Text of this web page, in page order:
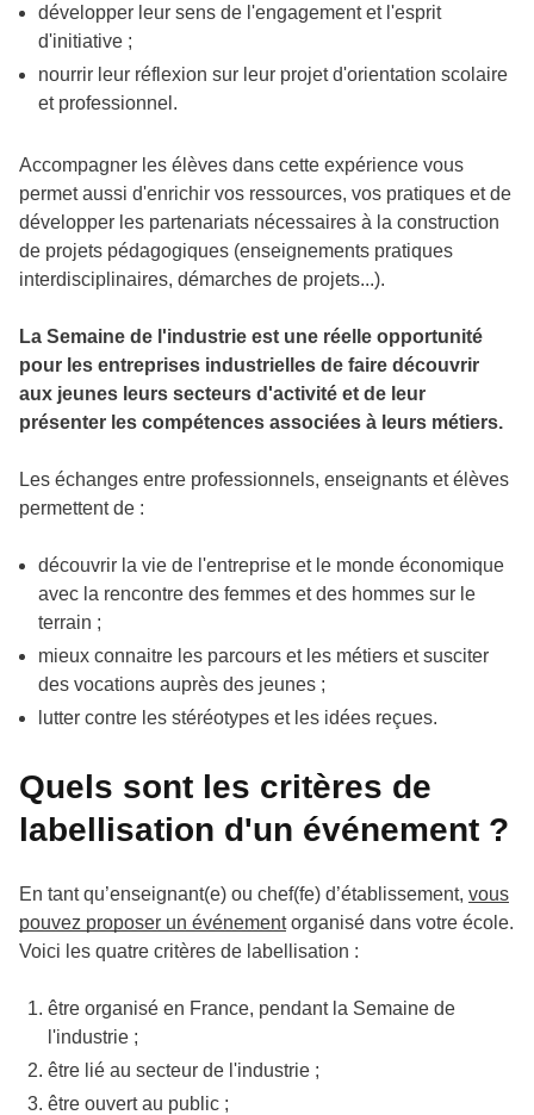
développer leur sens de l'engagement et l'esprit
d'initiative ;
nourrir leur réflexion sur leur projet d'orientation scolaire
et professionnel.
Accompagner les élèves dans cette expérience vous
permet aussi d'enrichir vos ressources, vos pratiques et de
développer les partenariats nécessaires à la construction
de projets pédagogiques (enseignements pratiques
interdisciplinaires, démarches de projets...).
La Semaine de l'industrie est une réelle opportunité
pour les entreprises industrielles de faire découvrir
aux jeunes leurs secteurs d'activité et de leur
présenter les compétences associées à leurs métiers.
Les échanges entre professionnels, enseignants et élèves
permettent de :
découvrir la vie de l'entreprise et le monde économique
avec la rencontre des femmes et des hommes sur le
terrain ;
mieux connaitre les parcours et les métiers et susciter
des vocations auprès des jeunes ;
lutter contre les stéréotypes et les idées reçues.
Quels sont les critères de
labellisation d'un événement ?
En tant qu’enseignant(e) ou chef(fe) d’établissement, vous
pouvez proposer un événementorganisé dans votre école.
Voici les quatre critères de labellisation :
être organisé en France, pendant la Semaine de
l'industrie ;
être lié au secteur de l'industrie ;
être ouvert au public ;